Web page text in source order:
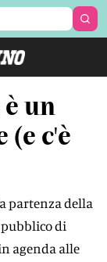
un
(e c'è
partenza della
di
agenda alle